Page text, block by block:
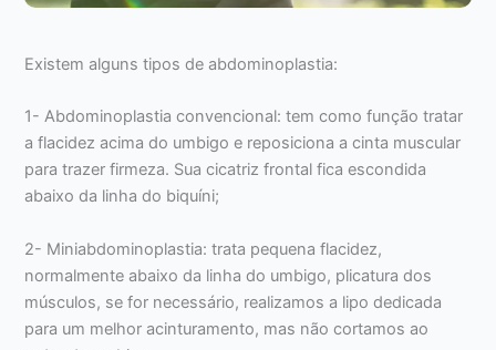
Existem alguns tipos de abdominoplastia:
1- Abdominoplastia convencional: tem como função tratar
a flacidez acima do umbigo e reposiciona a cinta muscular
para trazer firmeza. Sua cicatriz frontal fica escondida
abaixo da linha do biquíni;
2- Miniabdominoplastia: trata pequena flacidez,
normalmente abaixo da linha do umbigo, plicatura dos
músculos, se for necessário, realizamos a lipo dedicada
para um melhor acinturamento, mas não cortamos ao